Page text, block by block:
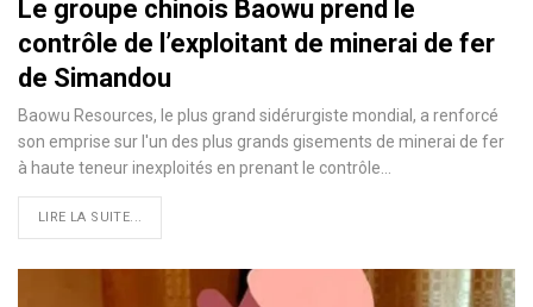
Le groupe chinois Baowu prend le
contrôle de l’exploitant de minerai de fer
de Simandou
Baowu Resources, le plus grand sidérurgiste mondial, a renforcé
son emprise sur l'un des plus grands gisements de minerai de fer
à haute teneur inexploités en prenant le contrôle…
LIRE LA SUITE...